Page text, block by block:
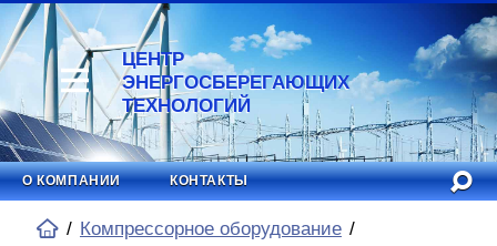
ЦЕНТР
ЭНЕРГОСБЕРЕГАЮЩИХ
ТЕХНОЛОГИЙ
О КОМПАНИИ КОНТАКТЫ
Компрессорное оборудование